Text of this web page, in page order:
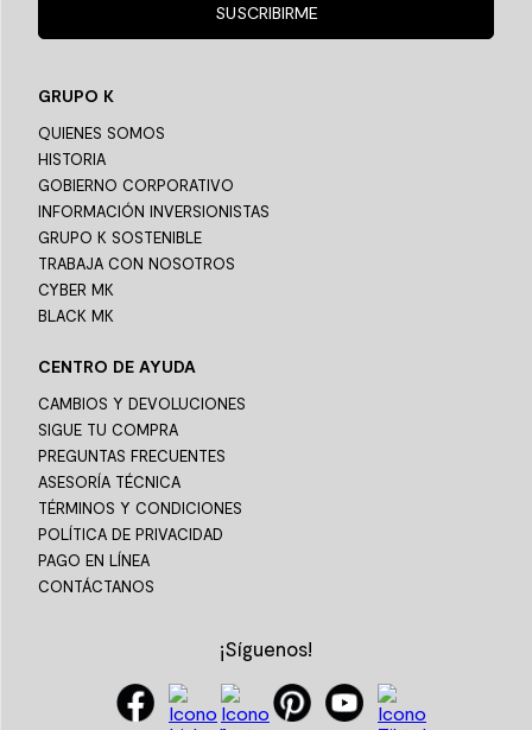
SUSCRIBIRME
GRUPO K
QUIENES SOMOS
HISTORIA
GOBIERNO CORPORATIVO
INFORMACIÓN INVERSIONISTAS
GRUPO K SOSTENIBLE
TRABAJA CON NOSOTROS
CYBER MK
BLACK MK
CENTRO DE AYUDA
CAMBIOS Y DEVOLUCIONES
SIGUE TU COMPRA
PREGUNTAS FRECUENTES
ASESORÍA TÉCNICA
TÉRMINOS Y CONDICIONES
POLÍTICA DE PRIVACIDAD
PAGO EN LÍNEA
CONTÁCTANOS
¡Síguenos!